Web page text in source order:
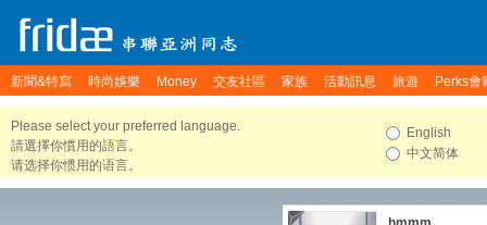
新聞&特寫 時尚娛樂 Money 交友社區 家族 活動訊息 旅遊 Perks會
Please select your preferred language.
請選擇你慣用的語言。
请选择你惯用的语言。
English
中文简体